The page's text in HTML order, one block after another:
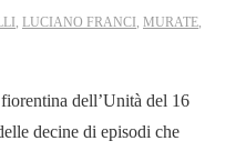
LUCIANO FRANCI MURATE
dell’Unità del 16
decine di episodi che